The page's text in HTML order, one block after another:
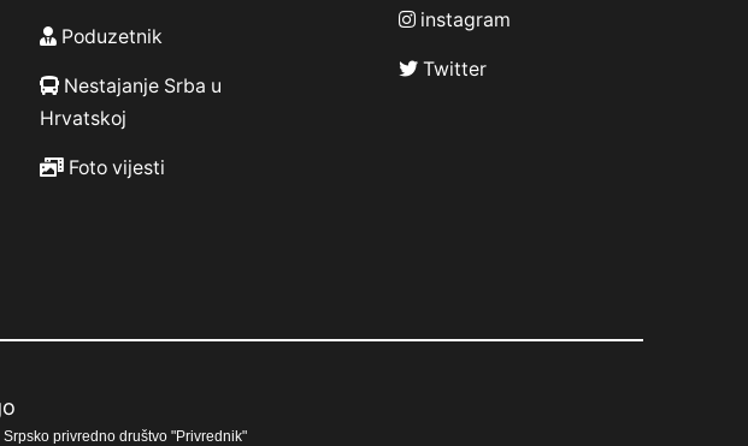
Poduzetnik
Nestajanje Srba u
Hrvatskoj
Foto vijesti
instagram
Twitter
Srpsko privredno društvo "Privrednik"